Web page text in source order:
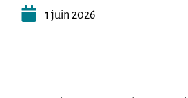
1 juin 2026